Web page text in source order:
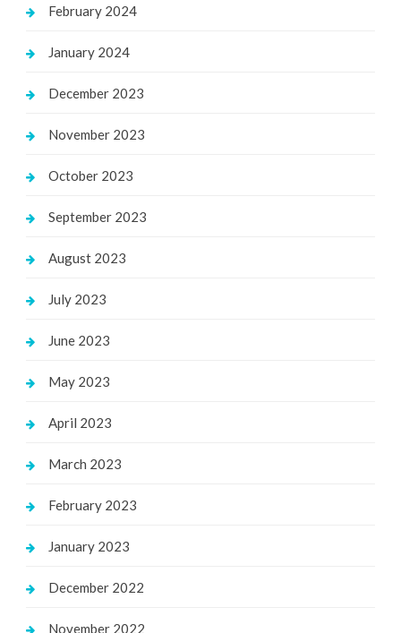
February 2024
January 2024
December 2023
November 2023
October 2023
September 2023
August 2023
July 2023
June 2023
May 2023
April 2023
March 2023
February 2023
January 2023
December 2022
November 2022